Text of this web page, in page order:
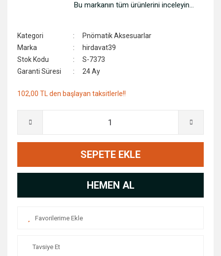
Bu markanın tüm ürünlerini inceleyin...
Kategori
Pnömatik Aksesuarlar
Marka
hirdavat39
Stok Kodu
S-7373
Garanti Süresi
24 Ay
102,00 TL den başlayan taksitlerle!!
SEPETE EKLE
HEMEN AL
Tavsiye Et